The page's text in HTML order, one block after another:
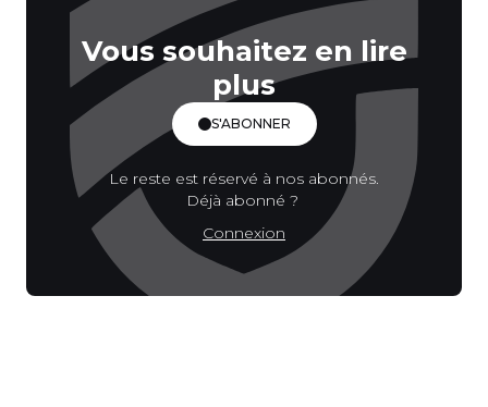
Vous souhaitez en lire
plus
S'ABONNER
Le reste est réservé à nos abonnés.
Déjà abonné ?
Connexion